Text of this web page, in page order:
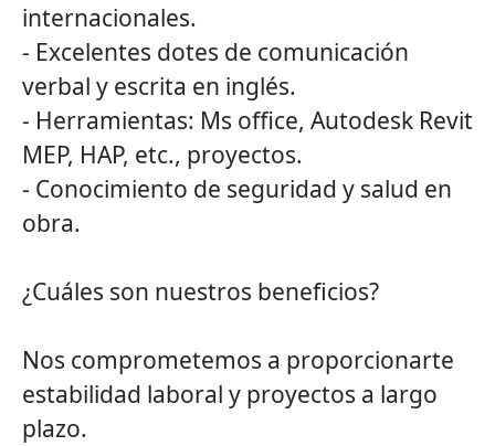
internacionales.
- Excelentes dotes de comunicación
verbal y escrita en inglés.
- Herramientas: Ms office, Autodesk Revit
MEP, HAP, etc., proyectos.
- Conocimiento de seguridad y salud en
obra.
¿Cuáles son nuestros beneficios?
Nos comprometemos a proporcionarte
estabilidad laboral y proyectos a largo
plazo.